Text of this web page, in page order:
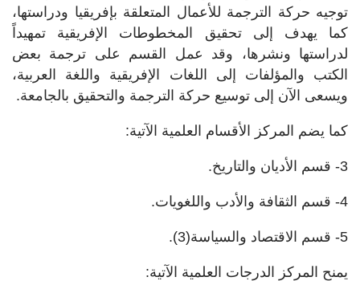
توجيه حركة الترجمة للأعمال المتعلقة بإفريقيا ودراستها،
كما يهدف إلى تحقيق المخطوطات الإفريقية تمهيداً
لدراستها ونشرها، وقد عمل القسم على ترجمة بعض
الكتب والمؤلفات إلى اللغات الإفريقية واللغة العربية،
ويسعى الآن إلى توسيع حركة الترجمة والتحقيق بالجامعة.
كما يضم المركز الأقسام العلمية الآتية:
3- قسم الأديان والتاريخ.
4- قسم الثقافة والأدب واللغويات.
5- قسم الاقتصاد والسياسة(3).
يمنح المركز الدرجات العلمية الآتية: